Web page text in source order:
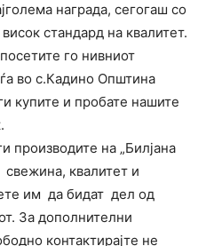
награда, сегогаш со
стандард на квалитет.
го нивниот
во с.Кадино Општина
купите и пробате нашите
производите на „Билјана
квалитет и
им да бидат дел од
За дополнителни
контактирајте не